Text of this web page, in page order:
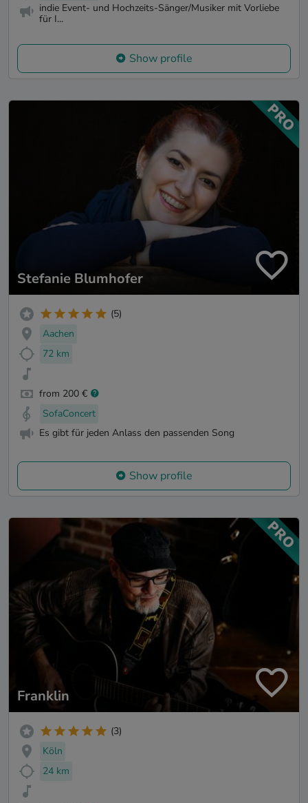
indie Event- und Hochzeits-Sänger/Musiker mit Vorliebe
für I...
Show profile
Stefanie Blumhofer
(5)
Aachen
72 km
from 200 €
SofaConcert
Es gibt für jeden Anlass den passenden Song
Show profile
Franklin
(3)
Köln
24 km